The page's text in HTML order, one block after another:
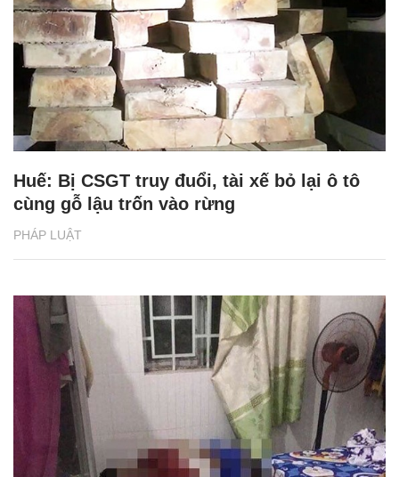
PHÁP LUẬT
Huế: Bị CSGT truy đuổi, tài xế bỏ lại ô tô
cùng gỗ lậu trốn vào rừng